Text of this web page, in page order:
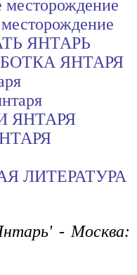
ЯНТАРЬ
ЯНТАРЯ
ЯНТАРЯ
ЛИТЕРАТУРА
- Москва: